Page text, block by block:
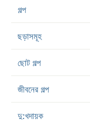
গল্প
ছড়াসমূহ
ছোট গল্প
জীবনের গল্প
দু:খদায়ক